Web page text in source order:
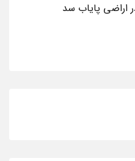
اراضی پایاب سد